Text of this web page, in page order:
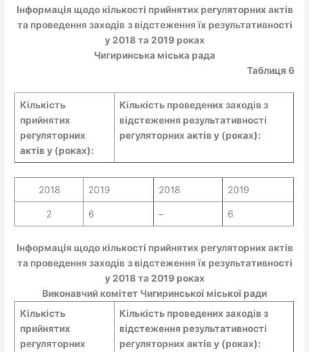
Інформація щодо кількості прийнятих регуляторних актів
та проведення заходів з відстеження їх результативності
у 2018 та 2019 роках
Чигиринська міська рада
Таблиця 6
Кількість
прийнятих
регуляторних
актів у (роках):
Кількість проведених заходів з
відстеження результативності
регуляторних актів у (роках):
2018 2019 2018 2019
2 6 – 6
Інформація щодо кількості прийнятих регуляторних актів
та проведення заходів з відстеження їх результативності
у 2018 та 2019 роках
Виконавчий комітет Чигиринської міської ради
Кількість
прийнятих
регуляторних
Кількість проведених заходів з
відстеження результативності
регуляторних актів у (роках):